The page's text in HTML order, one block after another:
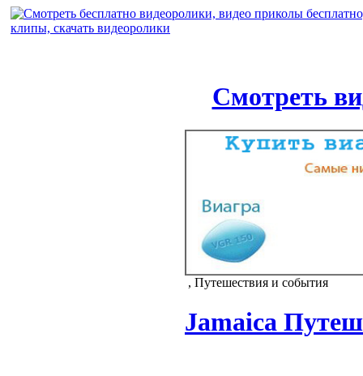
Смотреть
, Путешествия и события
Jamaica